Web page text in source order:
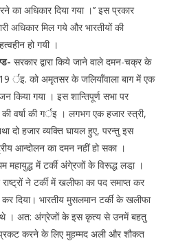
का अधिकार दिया गया ।’’ इस प्रकार
अधिकार मिल गये और भारतीयों की
हो गयी ।
सरकार द्वारा किये जाने वाले दमन-चक्र के
र्इ. को अमृतसर के जलियाँवाला बाग में एक
किया गया । इस शान्तिपूर्ण सभा पर
वर्षा की गर्इ । लगभग एक हजार स्त्री,
दो हजार व्यक्ति घायल हुए, परन्तु इस
आन्दोलन का दमन नहीं हो सका ।
महायुद्ध में टर्की अंगे्रजों के विरूद्ध लडा़ ।
ने टर्की में खलीफा का पद समाप्त कर
दिया। भारतीय मुसलमान टर्की के खलीफा
थे । अत: अंग्रेजों के इस कृत्य से उनमें बहतु
करने के लिए मुहम्मद अली और शौकत